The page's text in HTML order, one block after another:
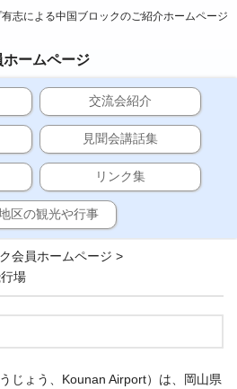
志による中国ブロックのご紹介ホームページ
ームページ
交流会紹介
見聞会講話集
リンク集
区の観光や行事
会員ホームページ >
場
じょう、Kounan Airport）は、岡山県